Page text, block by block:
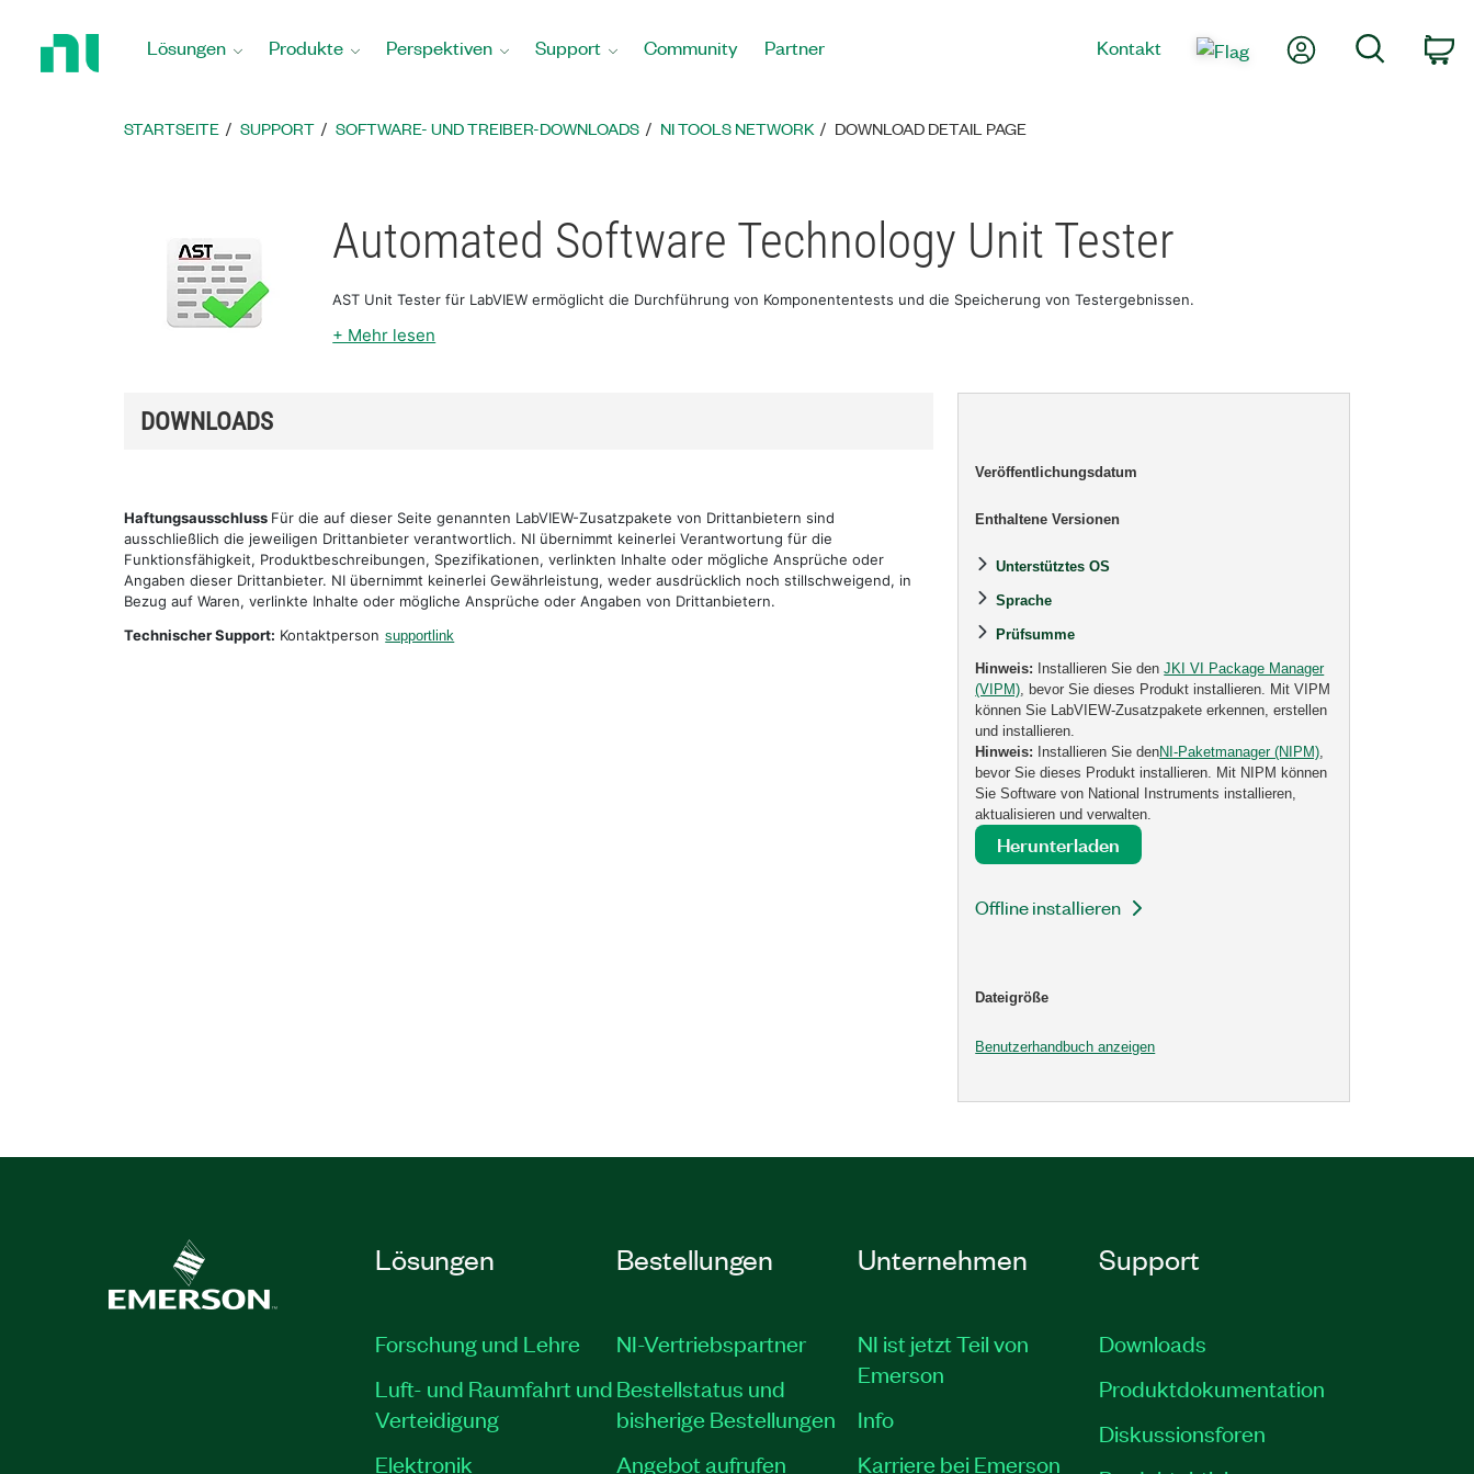
Startseite
Lösungen Produkte Perspektiven Support Community Partner Kontakt Mein KontoSuche
STARTSEITE SUPPORT SOFTWARE- UND TREIBER-DOWNLOADS NI TOOLS NETWORK DOWNLOAD DETAIL PAGE
Automated Software Technology Unit Tester
AST Unit Tester für LabVIEW ermöglicht die Durchführung von Komponententests und die Speicherung von Testergebnissen.
+ Mehr lesen
DOWNLOADS
Haftungsausschluss Für die auf dieser Seite genannten LabVIEW-Zusatzpakete von Drittanbietern sind
ausschließlich die jeweiligen Drittanbieter verantwortlich. NI übernimmt keinerlei Verantwortung für die
Funktionsfähigkeit, Produktbeschreibungen, Spezifikationen, verlinkten Inhalte oder mögliche Ansprüche oder
Angaben dieser Drittanbieter. NI übernimmt keinerlei Gewährleistung, weder ausdrücklich noch stillschweigend, in
Bezug auf Waren, verlinkte Inhalte oder mögliche Ansprüche oder Angaben von Drittanbietern.
Technischer Support: Kontaktperson supportlink
Veröffentlichungsdatum
Enthaltene Versionen
Unterstütztes OS
Sprache
Prüfsumme
Hinweis: Installieren Sie denJKI VI Package Manager
(VIPM) , bevor Sie dieses Produkt installieren. Mit VIPM
können Sie LabVIEW-Zusatzpakete erkennen, erstellen
und installieren.
Hinweis: Installieren Sie denNI-Paketmanager (NIPM)
bevor Sie dieses Produkt installieren. Mit NIPM können
Sie Software von National Instruments installieren,
aktualisieren und verwalten.
Herunterladen
Offline installieren
Dateigröße
Benutzerhandbuch anzeigen
Lösungen
Forschung und Lehre
Luft- und Raumfahrt und
Verteidigung
Elektronik
Bestellungen
NI-Vertriebspartner
Bestellstatus und
bisherige Bestellungen
Angebot aufrufen
Unternehmen
NI ist jetzt Teil von
Emerson
Info
Karriere bei Emerson
Support
Downloads
Produktdokumentation
Diskussionsforen